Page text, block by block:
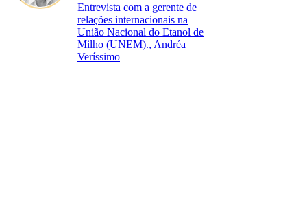
Entrevista com a gerente de
relações internacionais na
União Nacional do Etanol de
Milho (UNEM)., Andréa
Veríssimo